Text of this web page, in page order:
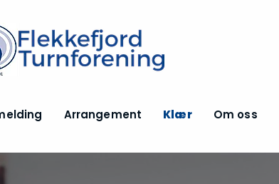
Arrangement Klær Om oss